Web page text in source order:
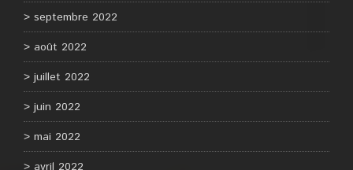
septembre 2022
août 2022
juillet 2022
juin 2022
mai 2022
avril 2022